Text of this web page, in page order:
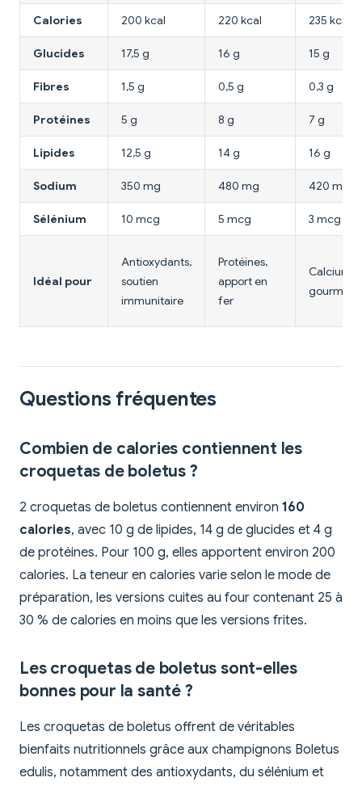
Calories 200 kcal 220 kcal 235 kcal
Glucides 17,5 g 16 g 15 g
Fibres 1,5 g 0,5 g 0,3 g
Protéines 5 g 8 g 7 g
Lipides 12,5 g 14 g 16 g
Sodium 350 mg 480 mg 420 mg
Sélénium 10 mcg 5 mcg 3 mcg
Idéal pour
Antioxydants,
soutien
immunitaire
Protéines,
apport en
fer
Calcium,
Questions fréquentes
Combien de calories contiennent les
croquetas de boletus ?
2 croquetas de boletus contiennent environ 160
calories, avec 10 g de lipides, 14 g de glucides et 4 g
de protéines. Pour 100 g, elles apportent environ 200
calories. La teneur en calories varie selon le mode de
préparation, les versions cuites au four contenant 25 à
30 % de calories en moins que les versions frites.
Les croquetas de boletus sont-elles
bonnes pour la santé ?
Les croquetas de boletus offrent de véritables
bienfaits nutritionnels grâce aux champignons Boletus
edulis, notamment des antioxydants, du sélénium et